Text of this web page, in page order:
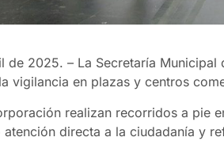
de 2025. – La Secretaría
vigilancia en plazas y centros
realizan recorridos a pie
directa a la ciudadanía y